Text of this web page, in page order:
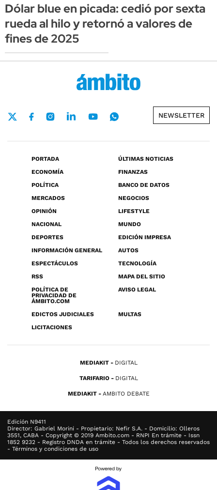
Dólar blue en picada: cedió por sexta
rueda al hilo y retornó a valores de
fines de 2025
NEWSLETTER
PORTADA
ÚLTIMAS NOTICIAS
ECONOMÍA
FINANZAS
POLÍTICA
BANCO DE DATOS
MERCADOS
NEGOCIOS
OPINIÓN
LIFESTYLE
NACIONAL
MUNDO
DEPORTES
EDICIÓN IMPRESA
INFORMACIÓN GENERAL
AUTOS
ESPECTÁCULOS
TECNOLOGÍA
RSS
MAPA DEL SITIO
POLÍTICA DE
PRIVACIDAD DE
ÁMBITO.COM
AVISO LEGAL
EDICTOS JUDICIALES
MULTAS
LICITACIONES
MEDIAKIT DIGITAL
TARIFARIO DIGITAL
MEDIAKIT AMBITO DEBATE
Edición N9411
Director: Gabriel Morini - Propietario: Nefir S.A. - Domicilio: Olleros
3551, CABA - Copyright © 2019 Ambito.com - RNPI En trámite - Issn
1852 9232 - Registro DNDA en trámite - Todos los derechos reservados
- Términos y condiciones de uso